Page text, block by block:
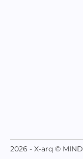
2026 - X-arq © MIND